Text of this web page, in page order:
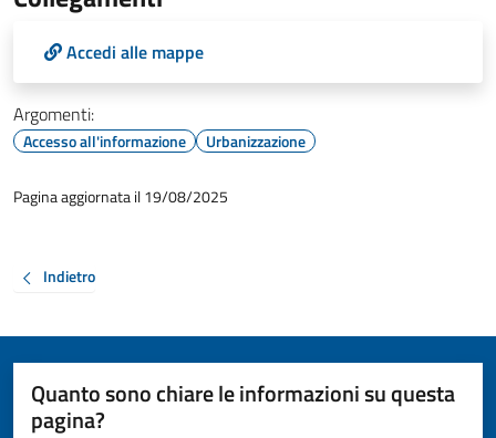
Accedi alle mappe
Argomenti:
Accesso all'informazione Urbanizzazione
Pagina aggiornata il 19/08/2025
Indietro
Quanto sono chiare le informazioni su questa
pagina?